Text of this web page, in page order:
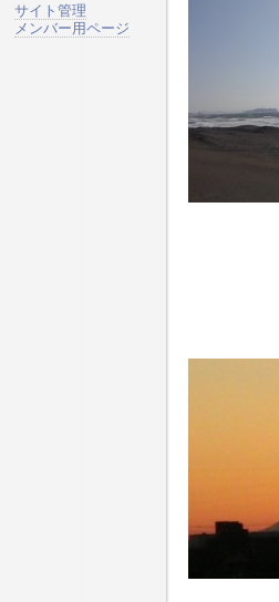
サイト管理
メンバー用ページ